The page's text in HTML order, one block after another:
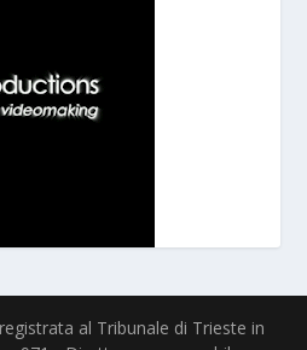
al Tribunale di Trieste in